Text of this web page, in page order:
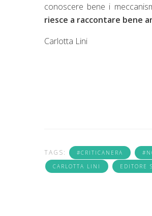
conoscere bene i
riesce a raccontare bene
Carlotta Lini
TAGS: #CRITICANERA
CARLOTTA LINI
EDITORE